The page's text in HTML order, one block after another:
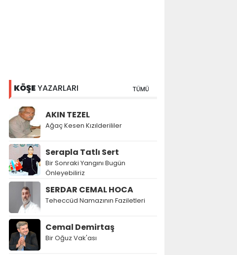
KÖŞEYAZARLARI TÜMÜ
AKIN TEZEL
Ağaç Kesen Kızılderililer
Serapla Tatlı Sert
Bir Sonraki Yangını Bugün
Önleyebiliriz
SERDAR CEMAL HOCA
Teheccüd Namazının Faziletleri
Cemal Demirtaş
Bir Oğuz Vak'ası